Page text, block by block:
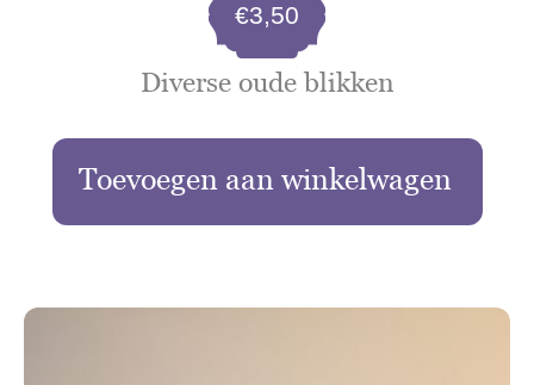
Diverse oude blikken
€3,50
Toevoegen aan winkelwagen